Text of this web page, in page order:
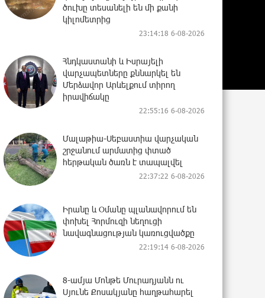
ծուխը տեսանելի են մի քանի
կիլոմետրից
23:14:18 6-08-2026
Հնդկաստանի և Իսրայելի
վարչապետները քննարկել են
Մերձավոր Արևելքում տիրող
իրավիճակը
22:55:16 6-08-2026
Մալաթիա-Սեբաստիա վարչական
շրջանում արմատից փտած
հերթական ծառն է տապալվել
22:37:22 6-08-2026
Իրանը և Օմանը պլանավորում են
փոխել Հորմուզի նեղուցի
նավագնացության կառուցվածքը
22:19:14 6-08-2026
8-ամյա Մոնթե Մուրադյանն ու
Սյունե Քոսակյանը հաղթահարել